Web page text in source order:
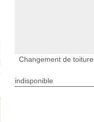
Changement de
indisponible